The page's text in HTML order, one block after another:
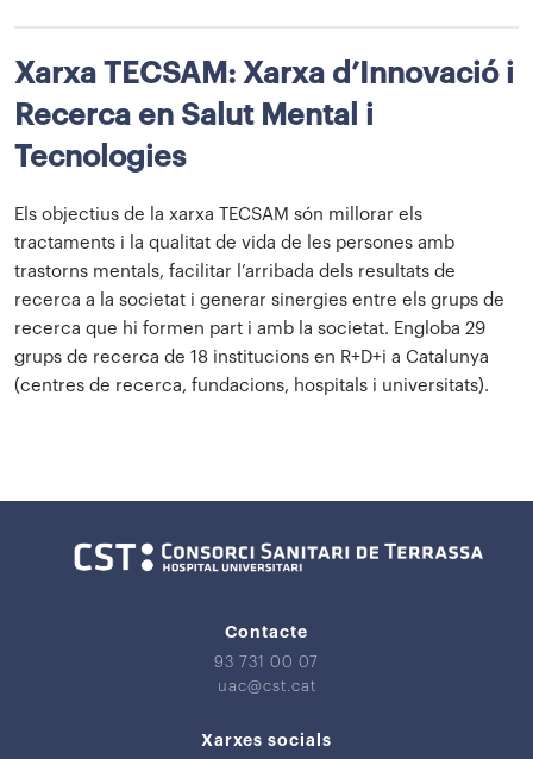
Xarxa TECSAM: Xarxa d’Innovació i
Recerca en Salut Mental i
Tecnologies
Els objectius de la xarxa TECSAM són millorar els
tractaments i la qualitat de vida de les persones amb
trastorns mentals, facilitar l’arribada dels resultats de
recerca a la societat i generar sinergies entre els grups de
recerca que hi formen part i amb la societat. Engloba 29
grups de recerca de 18 institucions en R+D+i a Catalunya
(centres de recerca, fundacions, hospitals i universitats).
Contacte
93 731 00 07
uac@cst.cat
Xarxes socials